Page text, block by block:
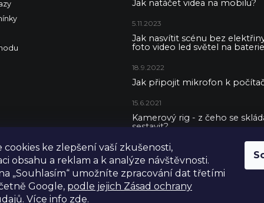
cookies ke zlepšení vaší zkušenosti,
obsahu a reklam a k analýze návštěvnosti.
„Souhlasím“ umožníte zpracování dat třetími
Google, podle jejich Zásad ochrany
Více info zde.
Jak natáčet videa na mobilu?
5.11.2023
Jak nasvítit scénu bez
foto video led světel na
18.9.2022
Jak připojit mikrofon k
15.6.2021
Kamerový rig - z čeho se
sestavit?
5.5.2021